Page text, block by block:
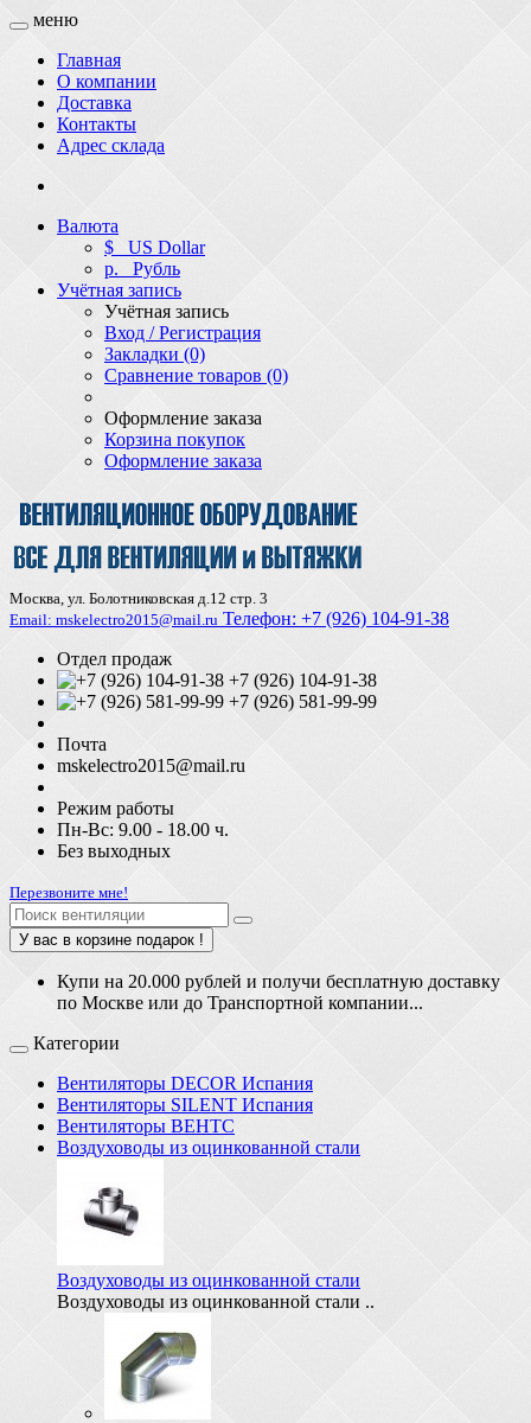
меню
Главная
О компании
Доставка
Контакты
Адрес склада
Валюта
$ US Dollar
р. Рубль
Учётная запись
Учётная запись
Вход / Регистрация
Закладки (0)
Сравнение товаров (0)
Оформление заказа
Корзина покупок
Оформление заказа
Москва, ул. Болотниковская д.12 стр. 3
Email: mskelectro2015@mail.ru Телефон: +7 (926) 104-91-З8
Отдел продаж
+7 (926) 104-91-38
+7 (926) 581-99-99
Почта
mskelectro2015@mail.ru
Режим работы
Пн-Вс: 9.00 - 18.00 ч.
Без выходных
Перезвоните мне!
У вас в корзине подарок !
Купи на 20.000 рублей и получи бесплатную доставку
по Москве или до Транспортной компании...
Категории
Вентиляторы DECOR Испания
Вентиляторы SILENT Испания
Вентиляторы ВЕНТС
Воздуховоды из оцинкованной стали
Воздуховоды из оцинкованной стали
Воздуховоды из оцинкованной стали ..